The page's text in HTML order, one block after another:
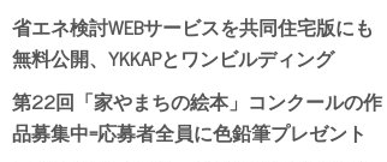
省エネ検討WEBサービスを共同住宅版にも
無料公開、YKKAPとワンビルディング
第22回「家やまちの絵本」コンクールの作
品募集中=応募者全員に色鉛筆プレゼント